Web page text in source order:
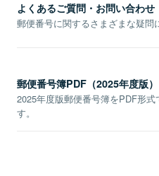
よくあるご質問・お問い合わせ
郵便番号に関するさまざまな疑問
郵便番号簿PDF（2025年度版）
2025年度版郵便番号簿をPDF形式
す。